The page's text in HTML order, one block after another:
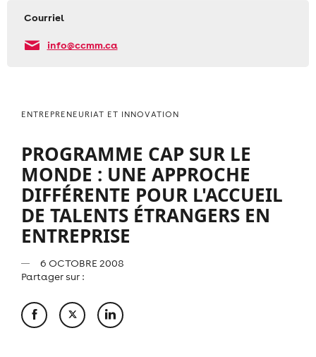
Courriel
info@ccmm.ca
ENTREPRENEURIAT ET INNOVATION
PROGRAMME CAP SUR LE
MONDE : UNE APPROCHE
DIFFÉRENTE POUR L'ACCUEIL
DE TALENTS ÉTRANGERS EN
ENTREPRISE
6 OCTOBRE 2008
Partager sur :